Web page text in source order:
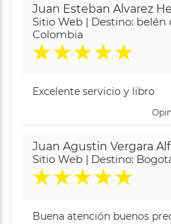
Juan Esteban Alvarez
Sitio Web | Destino:
Colombia
★★★★★
Excelente servicio y libro
Juan Agustin Vergara
Sitio Web | Destino:
★★★★★
Buena atención buenos